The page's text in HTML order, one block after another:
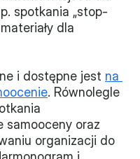
spotkania „stop-
dla
i dostępne jest na
. Równolegle
samooceny oraz
organizacji do